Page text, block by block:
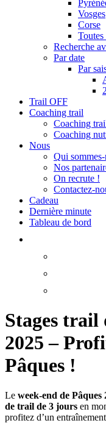
Vosges
Corse
Toutes
Recherche
Par date
Par
Trail OFF
Coaching trail
Coaching
Coaching
Nous
Qui
Nos
On recrute !
Contactez-
Cadeau
Dernière minute
Tableau de bord
Stages trail
2025 –
Pâques !
Le week-end de Pâques
de trail de 3 jours en
profitez d’un